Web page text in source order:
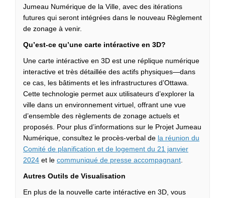
Jumeau Numérique de la Ville, avec des itérations
futures qui seront intégrées dans le nouveau Règlement
de zonage à venir.
Qu’est-ce qu’une carte intéractive en 3D?
Une carte intéractive en 3D est une réplique numérique
interactive et très détaillée des actifs physiques—dans
ce cas, les bâtiments et les infrastructures d’Ottawa.
Cette technologie permet aux utilisateurs d’explorer la
ville dans un environnement virtuel, offrant une vue
d’ensemble des règlements de zonage actuels et
proposés. Pour plus d’informations sur le Projet Jumeau
Numérique, consultez le procès-verbal de la réunion du
Comité de planification et de logement du 21 janvier
2024(Liens externes)
et le communiqué de presse accompagnant(Liens
Autres Outils de Visualisation
En plus de la nouvelle carte intéractive en 3D, vous